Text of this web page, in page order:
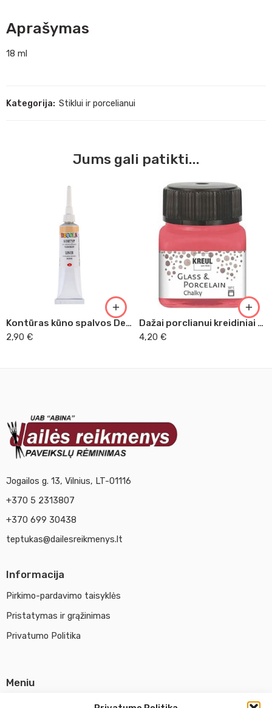
Aprašymas
18 ml
Kategorija: Stiklui ir porcelianui
Jums gali patikti...
Kontūras kūno spalvos Decola
2,90 €
Dažai porclianui kreidiniai raudoni
4,20 €
Jogailos g. 13, Vilnius, LT-01116
+370 5 2313807
+370 699 30438
teptukas@dailesreikmenys.lt
Informacija
Pirkimo-pardavimo taisyklės
Pristatymas ir grąžinimas
Privatumo Politika
Meniu